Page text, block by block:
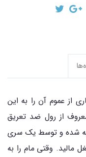
از عموم آن را به این
از رول ضد تعریق
شده و توسط یک سری
مالید. وقتی مام را به